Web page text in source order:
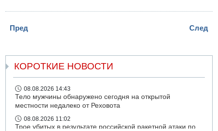
пребывания у власти. По закону, все протокольные
Пред След
КОРОТКИЕ НОВОСТИ
08.08.2026 14:43
Тело мужчины обнаружено сегодня на открытой
местности недалеко от Реховота
08.08.2026 11:02
Трое убитых в результате российской ракетной атаки по